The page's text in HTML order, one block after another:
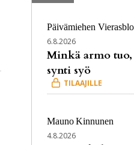
Päivämiehen
6.8.2026
Minkä armo tuo,
synti syö
MaunoKinnunen
4.8.2026